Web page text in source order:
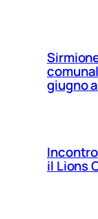
giugno
il Lions